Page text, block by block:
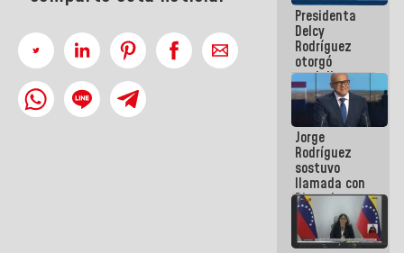
abordar
planes de
acción
Presidenta
Delcy
Rodríguez
otorgó
medalla
"Héroe de
Venezuela"
a servidores
públicos
Jorge
Rodríguez
sostuvo
llamada con
Dinorah
Figuera y
acuerdan
primer